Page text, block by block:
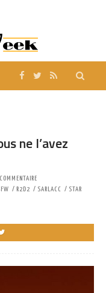
ne l’avez
R2D2 SARLACC
STAR